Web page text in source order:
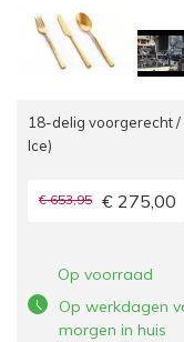
18-delig voorgerecht /
Ice)
€ 653,95 € 275,00
Op voorraad
Op werkdagen
morgen in huis